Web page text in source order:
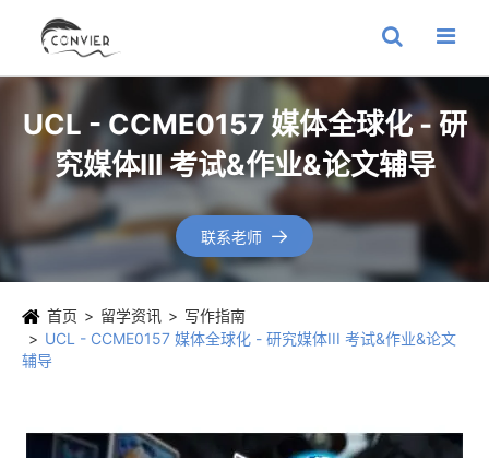
UCL - CCME0157 媒体全球化 - 研
究媒体III 考试&作业&论文辅导
联系老师 
首页 留学资讯
写作指南
UCL - CCME0157 媒体全球化 - 研究媒体III 考试&作业&论文
辅导